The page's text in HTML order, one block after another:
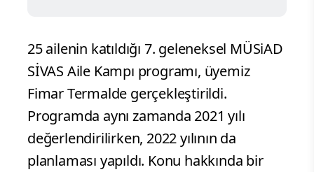
25 ailenin katıldığı 7. geleneksel MÜSiAD
SİVAS Aile Kampı programı, üyemiz
Fimar Termalde gerçekleştirildi.
Programda aynı zamanda 2021 yılı
değerlendirilirken, 2022 yılının da
planlaması yapıldı. Konu hakkında bir